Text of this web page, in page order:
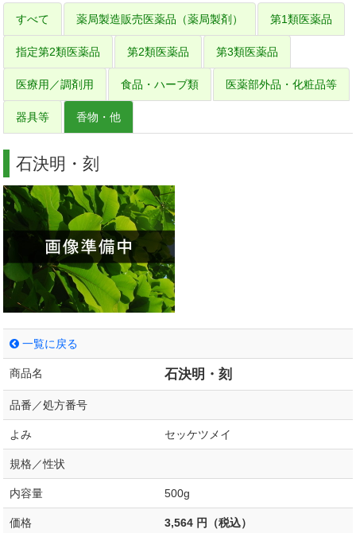
すべて 薬局製造販売医薬品（薬局製剤） 第1類医薬品
指定第2類医薬品 第2類医薬品 第3類医薬品
医療用／調剤用 食品・ハーブ類 医薬部外品・化粧品等
器具等 香物・他
石決明・刻
一覧に戻る
商品名 石決明・刻
品番／処方番号
よみ セッケツメイ
規格／性状
内容量 500g
価格 3,564 円（税込）